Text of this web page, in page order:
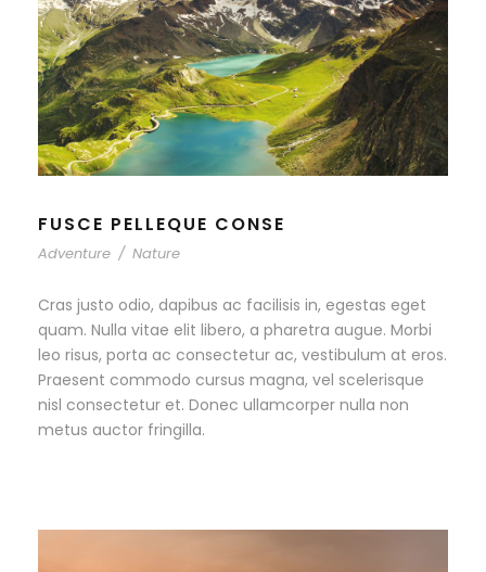
FUSCE PELLEQUE CONSE
Adventure / Nature
Cras justo odio, dapibus ac facilisis in, egestas eget
quam. Nulla vitae elit libero, a pharetra augue. Morbi
leo risus, porta ac consectetur ac, vestibulum at eros.
Praesent commodo cursus magna, vel scelerisque
nisl consectetur et. Donec ullamcorper nulla non
metus auctor fringilla.